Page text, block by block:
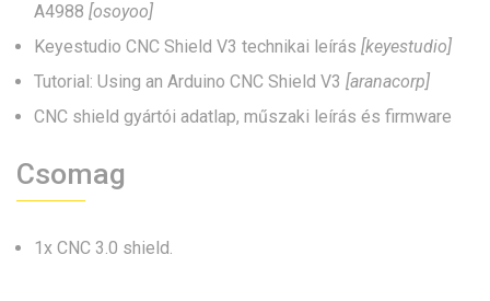
A4988 [osoyoo]
Keyestudio CNC Shield V3 technikai leírás [keyestudio]
Tutorial: Using an Arduino CNC Shield V3 [aranacorp]
CNC shield gyártói adatlap, műszaki leírás és firmware
Csomag
1x CNC 3.0 shield.